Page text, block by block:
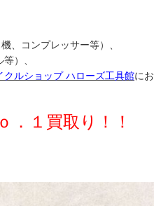
機、コンプレッサー等）、
）、
クルショップ ハローズ工具館にお
．１買取り！！